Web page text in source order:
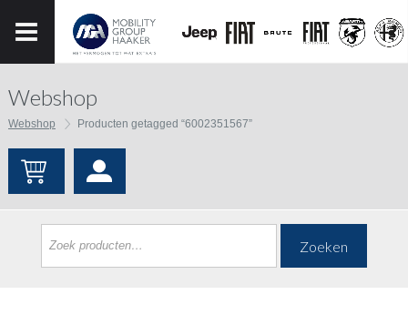
Webshop
Webshop Producten getagged “6002351567”
Zoeken